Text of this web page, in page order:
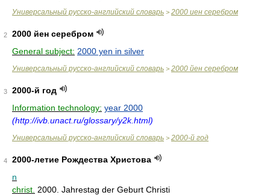
Универсальный русско-английский словарь > 2000 иен серебром
2
2000 йен серебром
General subject: 2000 yen in silver
Универсальный русско-английский словарь > 2000 йен серебром
3
2000-й год
Information technology: year 2000
(http://ivb.unact.ru/glossary/y2k.html)
Универсальный русско-английский словарь > 2000-й год
4
2000-летие Рождества Христова
n
christ. 2000. Jahrestag der Geburt Christi